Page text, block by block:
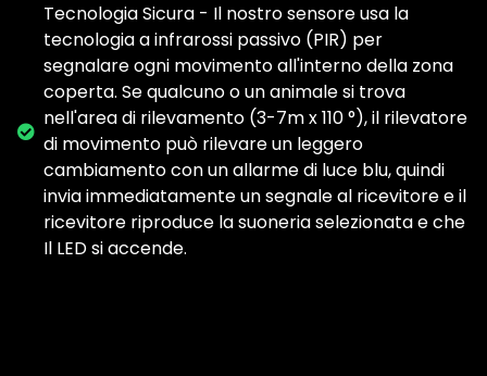
Tecnologia Sicura - Il nostro sensore usa la
tecnologia a infrarossi passivo (PIR) per
segnalare ogni movimento all'interno della zona
coperta. Se qualcuno o un animale si trova
nell'area di rilevamento (3-7m x 110 °), il rilevatore
di movimento può rilevare un leggero
cambiamento con un allarme di luce blu, quindi
invia immediatamente un segnale al ricevitore e il
ricevitore riproduce la suoneria selezionata e che
Il LED si accende.